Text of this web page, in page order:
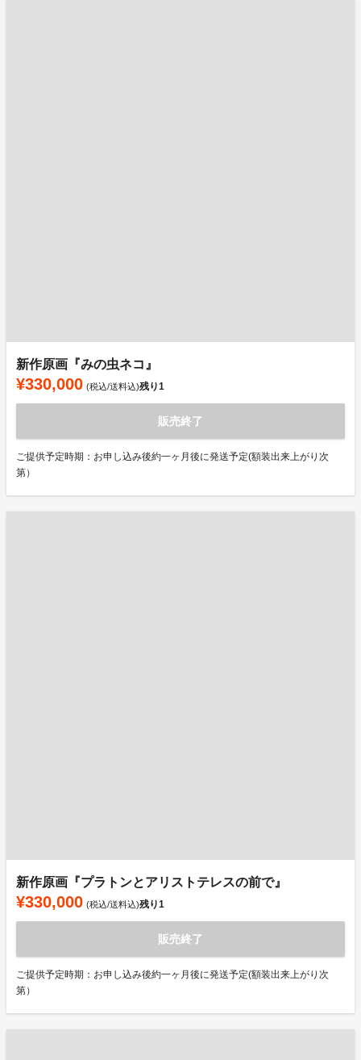
新作原画『みの虫ネコ』
¥330,000 (税込/送料込)残り1
販売終了
ご提供予定時期：お申し込み後約一ヶ月後に発送予定(額装出来上がり次
第）
新作原画『プラトンとアリストテレスの前で』
¥330,000 (税込/送料込)残り1
販売終了
ご提供予定時期：お申し込み後約一ヶ月後に発送予定(額装出来上がり次
第）